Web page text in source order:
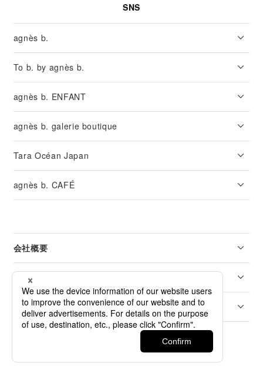
SNS
agnès b.
To b. by agnès b.
agnès b. ENFANT
agnès b. galerie boutique
Tara Océan Japan
agnès b. CAFÉ
会社概要
リーガル
カスタマーサービス